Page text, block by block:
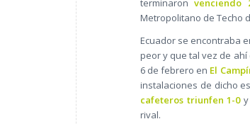
terminaronvenciendo
Metropolitano de Techo
Ecuador se encontraba
peor y que tal vez de
6 de febrero en El
instalaciones de dicho
cafeteros triunfen 1-0y
rival.